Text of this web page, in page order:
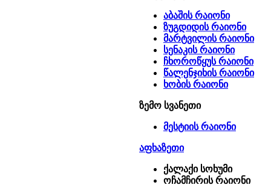
აბაშის რაიონი
ზუგდიდის რაიონი
მარტვილის რაიონი
სენაკის რაიონი
ჩხოროწყუს რაიონი
წალენჯიხის რაიონი
ხობის რაიონი
ზემო სვანეთი
მესტიის რაიონი
აფხაზეთი
ქალაქი სოხუმი
ოჩამჩირის რაიონი